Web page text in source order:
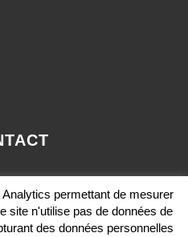
PACA.COM
12 36 29 36
permettant de mesurer
site n'utilise pas de données de
des données personnelles